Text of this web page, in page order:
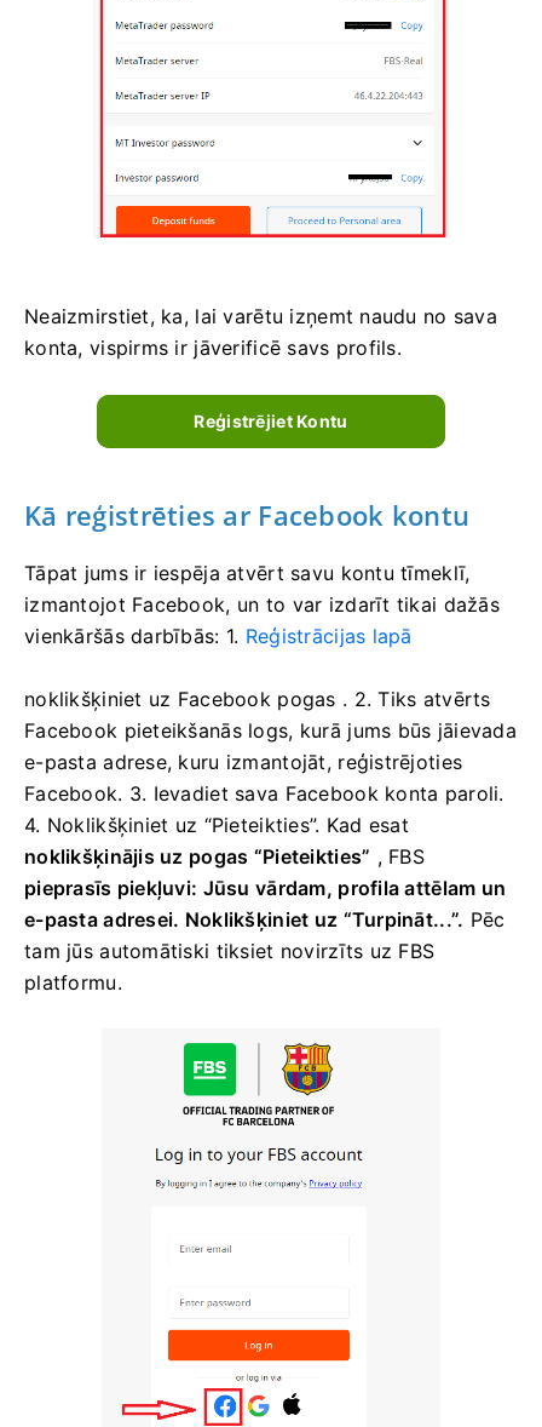
Neaizmirstiet, ka, lai varētu izņemt naudu no sava
konta, vispirms ir jāverificē savs profils.
Reģistrējiet Kontu
Kā reģistrēties ar Facebook kontu
Tāpat jums ir iespēja atvērt savu kontu tīmeklī,
izmantojot Facebook, un to var izdarīt tikai dažās
vienkāršās darbībās: 1. Reģistrācijas lapā
noklikšķiniet uz Facebook pogas . 2. Tiks atvērts
Facebook pieteikšanās logs, kurā jums būs jāievada
e-pasta adrese, kuru izmantojāt, reģistrējoties
Facebook. 3. Ievadiet sava Facebook konta paroli.
4. Noklikšķiniet uz “Pieteikties”. Kad esat
noklikšķinājis uz pogas “Pieteikties” , FBS
pieprasīs piekļuvi: Jūsu vārdam, profila attēlam un
e-pasta adresei. Noklikšķiniet uz “Turpināt...”. Pēc
tam jūs automātiski tiksiet novirzīts uz FBS
platformu.